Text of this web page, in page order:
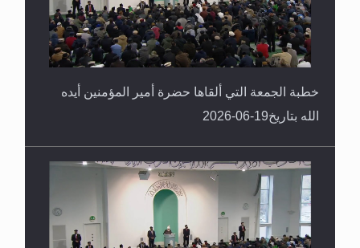
خطبة الجمعة التي ألقاها حضرة أمير المؤمنين أيده
الله بتاريخ19-06-2026